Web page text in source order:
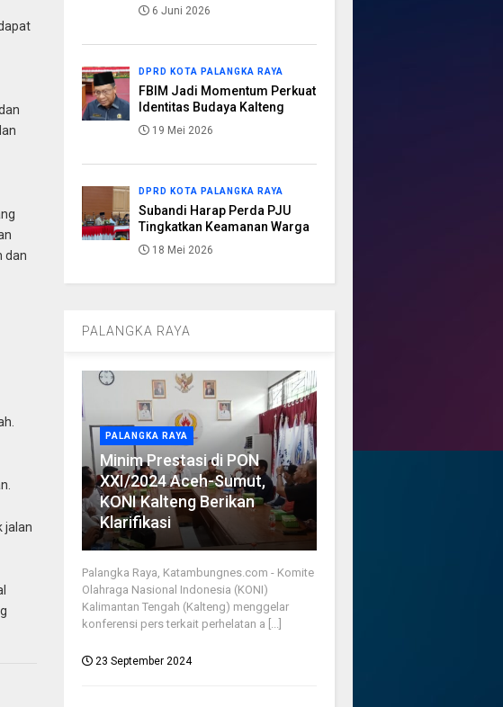
dan
jalan
6 Juni 2026
DPRD KOTA PALANGKA RAYA
FBIM Jadi Momentum Perkuat
Identitas Budaya Kalteng
19 Mei 2026
DPRD KOTA PALANGKA RAYA
Subandi Harap Perda PJU
Tingkatkan Keamanan Warga
18 Mei 2026
PALANGKA RAYA
PALANGKA RAYA
Minim Prestasi di PON
XXI/2024 Aceh-Sumut,
KONI Kalteng Berikan
Klarifikasi
Palangka Raya, Katambungnes.com - Komite
Olahraga Nasional Indonesia (KONI)
Kalimantan Tengah (Kalteng) menggelar
konferensi pers terkait perhelatan a [...]
23 September 2024